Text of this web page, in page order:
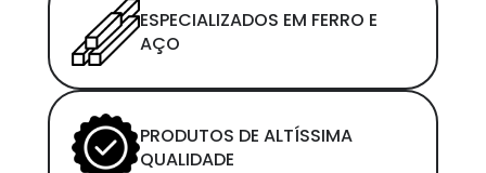
ESPECIALIZADOS EM FERRO E
AÇO
PRODUTOS DE ALTÍSSIMA
QUALIDADE